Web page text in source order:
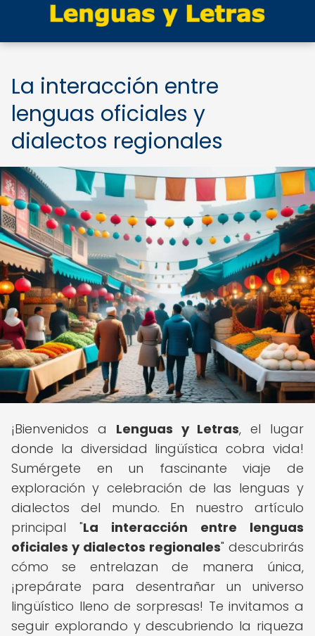
La interacción entre
lenguas oficiales y
dialectos regionales
¡Bienvenidos a Lenguas y Letras, el lugar
donde la diversidad lingüística cobra vida!
Sumérgete en un fascinante viaje de
exploración y celebración de las lenguas y
dialectos del mundo. En nuestro artículo
principal "La interacción entre lenguas
oficiales y dialectos regionales" descubrirás
cómo se entrelazan de manera única,
¡prepárate para desentrañar un universo
lingüístico lleno de sorpresas! Te invitamos a
seguir explorando y descubriendo la riqueza